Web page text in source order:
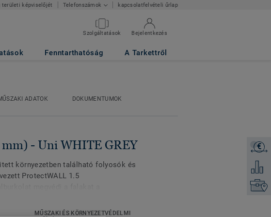
területi képviselőjét Telefonszámok kapcsolatfelvételi űrlap
Szolgáltatások Bejelentkezés
Fenntarthatóság A Tarkettről
€
ADATOK
DOKUMENTUMOK
- Uni WHITE GREY
környezetben található folyosók és
ProtectWALL 1.5
ütésektől, a karcolásoktól és a vegyi
könnyen felrakható (10-szer kevesebb
MŰSZAKI ÉS KÖRNYEZETVÉDELMI